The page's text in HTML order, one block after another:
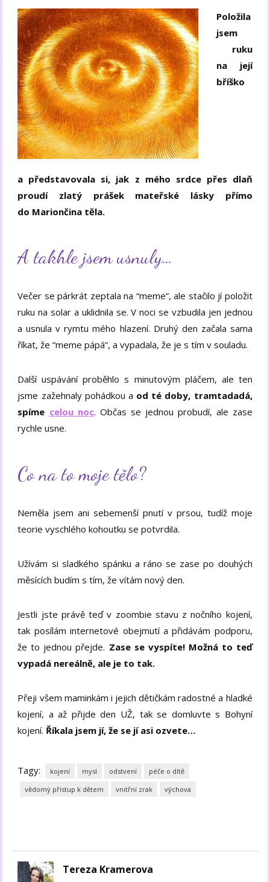
Položila
jsem
ruku
na její
bříško
a představovala si, jak z mého srdce přes dlaň
proudí zlatý prášek mateřské lásky přímo
do Mariončina těla.
A takhle jsem usnuly…
Večer se párkrát zeptala na “meme”, ale stačilo jí položit
ruku na solar a uklidnila se. V noci se vzbudila jen jednou
a usnula v rymtu mého hlazení. Druhý den začala sama
říkat, že “meme pápá”, a vypadala, že je s tím v souladu.
Další uspávání proběhlo s minutovým pláčem, ale ten
jsme zažehnaly pohádkou a od té doby, tramtadadá,
spíme celou noc. Občas se jednou probudí, ale zase
rychle usne.
Co na to moje tělo?
Neměla jsem ani sebemenší pnutí v prsou, tudíž moje
teorie vyschlého kohoutku se potvrdila.
Užívám si sladkého spánku a ráno se zase po douhých
měsících budím s tím, že vítám nový den.
Jestli jste právě teď v zoombie stavu z nočního kojení,
tak posílám internetové obejmutí a přidávám podporu,
že to jednou přejde. Zase se vyspíte! Možná to teď
vypadá nereálně, ale je to tak.
Přeji všem maminkám i jejich dětičkám radostné a hladké
kojení, a až přijde den UŽ, tak se domluvte s Bohyní
kojení. Říkala jsem jí, že se jí asi ozvete…
Tagy: kojení mysl odstvení
péče o dítě
vědomý přístup k dětem
vnitřní zrak výchova
Tereza Kramerova